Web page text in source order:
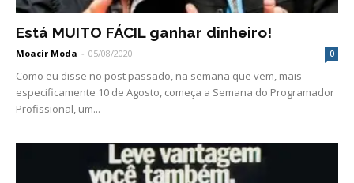
Está MUITO FÁCIL ganhar dinheiro!
Moacir Moda - 05/08/2020 0
Como eu disse no post passado, na semana que vem, mais
especificamente 10 de Agosto, começa a Semana do Programador
Profissional, um...